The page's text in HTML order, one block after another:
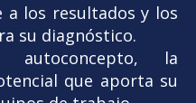
a los resultados y los
su diagnóstico.
la
que aporta su